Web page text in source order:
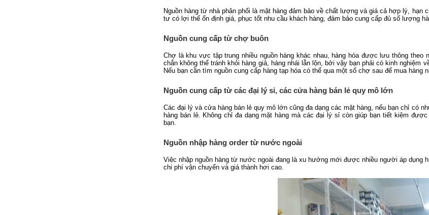
Nguồn hàng từ nhà phân phối là mặt hàng đảm bảo về chất lượng và giá cả hợp lý,
tư có lợi thế ổn định giá, phục tốt nhu cầu khách hàng, đảm bảo cung cấp đủ số lượng
Nguồn cung cấp từ chợ buôn
Chợ là khu vực tập trung nhiều nguồn hàng khác nhau, hàng hóa được lưu thông theo
chắn không thể tránh khỏi hàng giả, hàng nhái lẫn lộn, bởi vậy bạn phải có kinh
Nếu bạn cần tìm nguồn cung cấp hàng tạp hóa có thể qua một số chợ sau để mua
Nguồn cung cấp từ các đại lý sỉ, các cửa hàng bán lẻ quy mô lớn
Các đại lý và cửa hàng bán lẻ quy mô lớn cũng đa dạng các mặt hàng, nếu bạn chỉ có
hàng bán lẻ. Không chỉ đa dạng mặt hàng mà các đại lý sỉ còn giúp bạn tiết kiệm
bạn.
Nguồn nhập hàng order từ nước ngoài
Việc nhập nguồn hàng từ nước ngoài đang là xu hướng mới được nhiều người áp dụng
chi phí vận chuyển và giá thành hơi cao.